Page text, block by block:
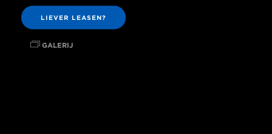
LIEVER LEASEN?
GALERIJ